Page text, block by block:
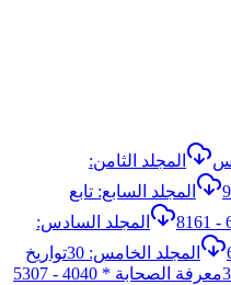
المجلد الثامن:
المجلد السابع: تابع
المجلد السادس:
المجلد الخامس: 30تواريخ